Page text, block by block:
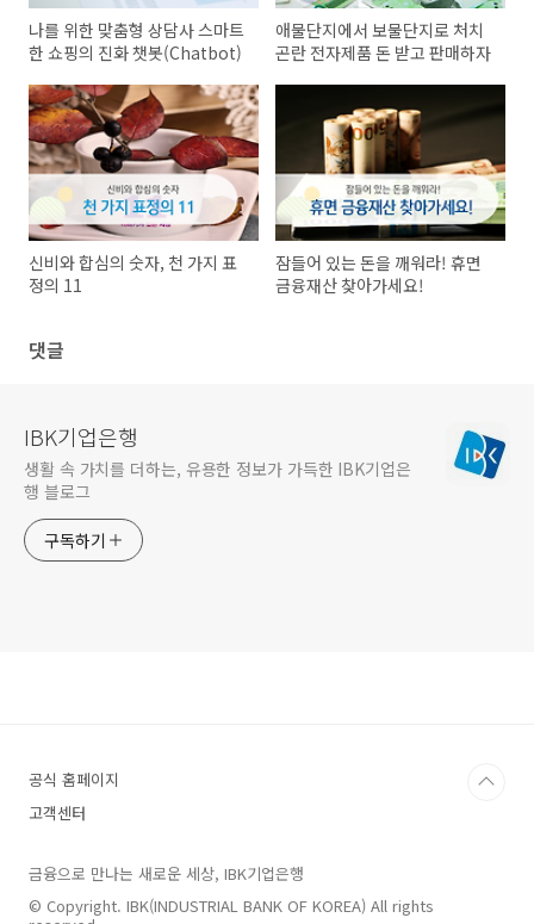
나를 위한 맞춤형 상담사 스마트
한 쇼핑의 진화 챗봇(Chatbot)
애물단지에서 보물단지로 처치
곤란 전자제품 돈 받고 판매하자
신비와 합심의 숫자, 천 가지 표
정의 11
잠들어 있는 돈을 깨워라! 휴면
금융재산 찾아가세요!
댓글
IBK기업은행
생활 속 가치를 더하는, 유용한 정보가 가득한 IBK기업은
행 블로그
구독하기
공식 홈페이지
고객센터
금융으로 만나는 새로운 세상, IBK기업은행
© Copyright. IBK(INDUSTRIAL BANK OF KOREA) All rights